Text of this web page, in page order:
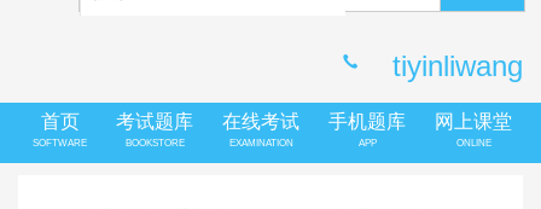
tiyinliwang
首页
SOFTWARE
考试题库
BOOKSTORE
在线考试
EXAMINATION
手机题库
APP
网上课堂
ONLINE